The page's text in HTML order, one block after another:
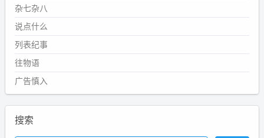
杂七杂八
说点什么
列表纪事
往物语
广告慎入
搜索